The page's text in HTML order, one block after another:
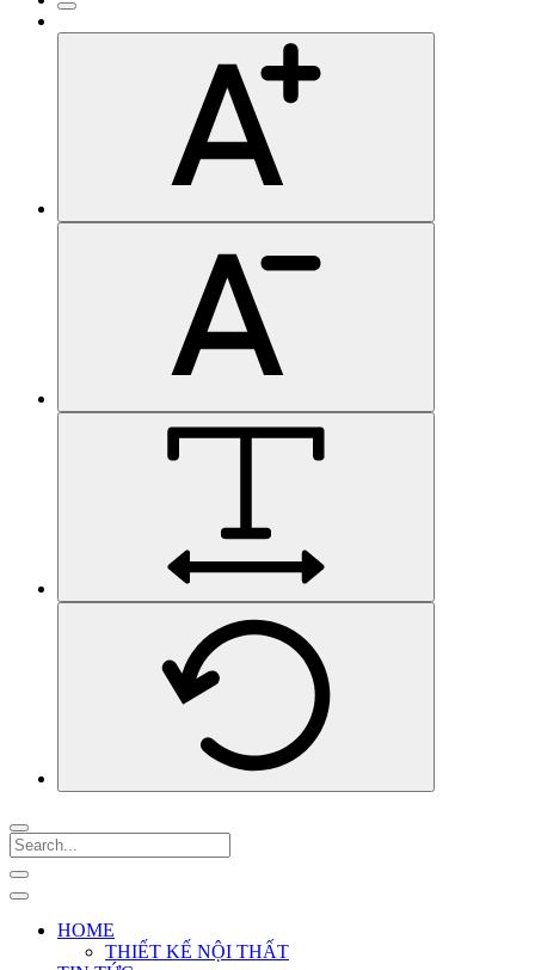
HOME
THIẾT KẾ NỘI THẤT